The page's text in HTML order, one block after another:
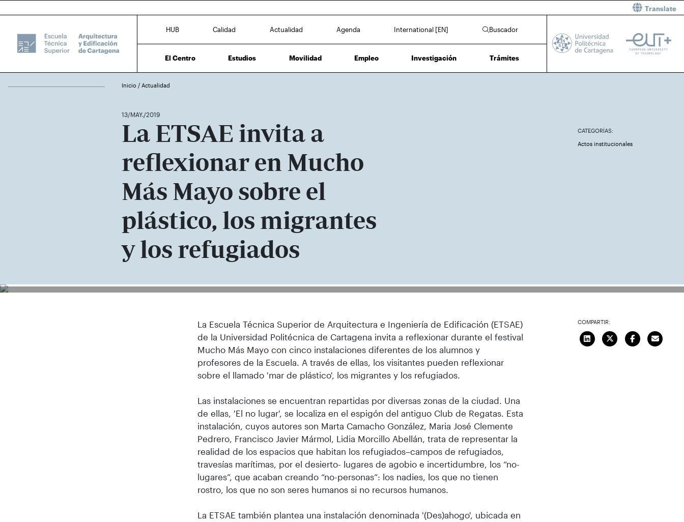
Translate
HUB Calidad Actualidad Agenda International [EN] Buscador
El Centro Estudios Movilidad Empleo Investigación Trámites
Inicio / Actualidad
13/MAY./2019
La ETSAE invita a
reflexionar en Mucho
Más Mayo sobre el
plástico, los migrantes
y los refugiados
CATEGORÍAS:
Actos institucionales
La Escuela Técnica Superior de Arquitectura e Ingeniería de Edificación (ETSAE)
de la Universidad Politécnica de Cartagena invita a reflexionar durante el festival
Mucho Más Mayo con cinco instalaciones diferentes de los alumnos y
profesores de la Escuela. A través de ellas, los visitantes pueden reflexionar
sobre el llamado 'mar de plástico', los migrantes y los refugiados.
Las instalaciones se encuentran repartidas por diversas zonas de la ciudad. Una
de ellas, 'El no lugar', se localiza en el espigón del antiguo Club de Regatas. Esta
instalación, cuyos autores son Marta Camacho González, Maria José Clemente
Pedrero, Francisco Javier Mármol, Lidia Morcillo Abellán, trata de representar la
realidad de los espacios que habitan los refugiados–campos de refugiados,
travesías marítimas, por el desierto- lugares de agobio e incertidumbre, los “no-
lugares”, que acaban creando “no-personas”: los nadies, los que no tienen
rostro, los que no son seres humanos si no recursos humanos.
La ETSAE también plantea una instalación denominada '(Des)ahogo', ubicada en
COMPARTIR: